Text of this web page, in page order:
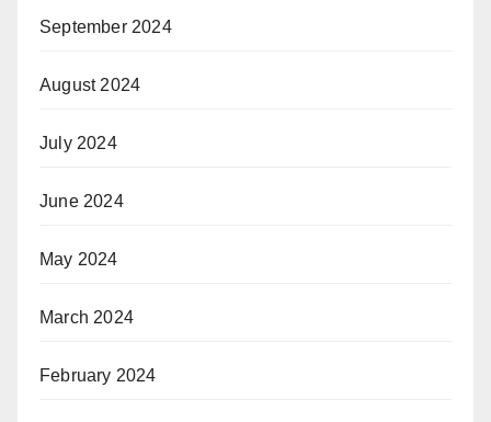
September 2024
August 2024
July 2024
June 2024
May 2024
March 2024
February 2024